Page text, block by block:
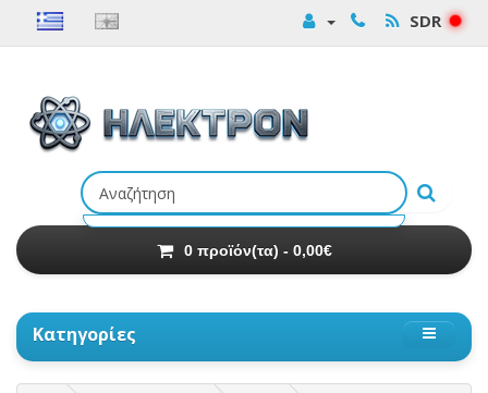
SDR
0 προϊόν(τα) - 0,00€
Κατηγορίες